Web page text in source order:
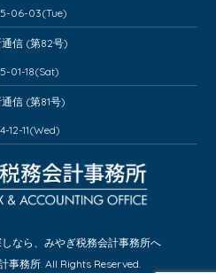
06-03(Tue)
信 (第82号)
01-18(Sat)
信 (第81号)
12-11(Wed)
なら、みやぎ税務会計事務所へ
事務所. All Rights Reserved.